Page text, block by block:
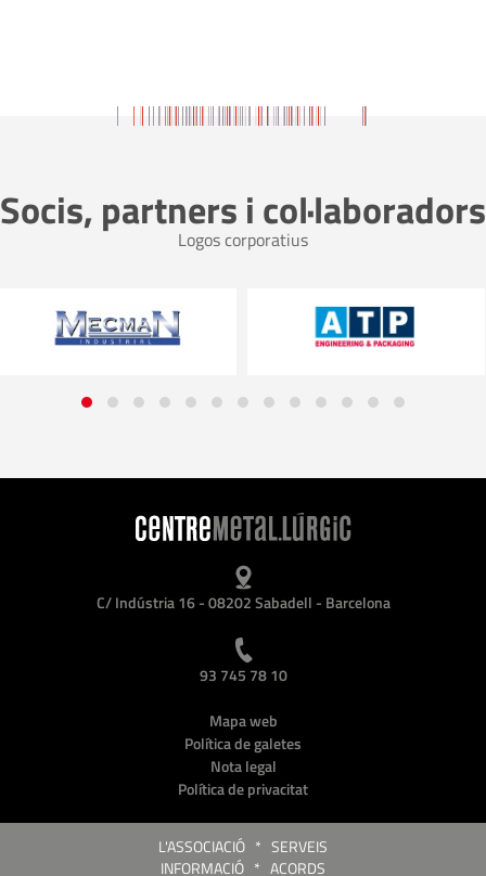
Socis, partners i col·laboradors
Logos corporatius
C/ Indústria 16 - 08202 Sabadell - Barcelona
93 745 78 10
Mapa web
Política de galetes
Nota legal
Política de privacitat
L'ASSOCIACIÓ * SERVEIS
INFORMACIÓ * ACORDS